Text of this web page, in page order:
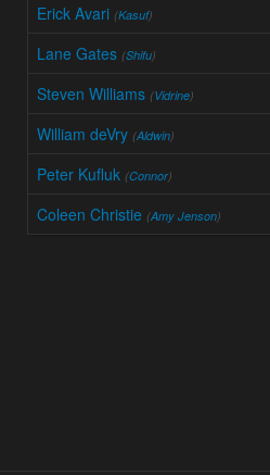
Erick Avari (Kasuf)
Lane Gates (Shifu)
Steven Williams (Vidrine)
William deVry (Aldwin)
Peter Kufluk (Connor)
Coleen Christie (Amy Jenson)